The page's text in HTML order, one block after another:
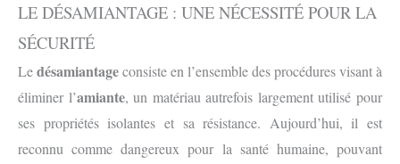
LE DÉSAMIANTAGE : UNE NÉCESSITÉ POUR LA
SÉCURITÉ
Ledésamiantageconsiste en l’ensemble des procédures visant à
éliminer l’amiante, un matériau autrefois largement utilisé pour
ses propriétés isolantes et sa résistance. Aujourd’hui, il est
reconnu comme dangereux pour la santé humaine, pouvant